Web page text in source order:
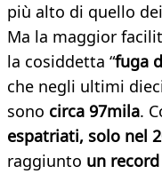
più alto di quello
Ma la maggior
la cosiddetta “fuga
che negli ultimi
sono circa 97mila.
espatriati, solo nel
raggiunto un